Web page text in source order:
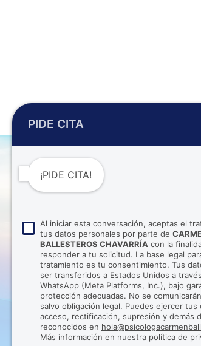
Contacto y Localización
 (+34) 615 90 47 27
 Envíame un email

C/ Segóbriga Nº 3, Cuenca
(España)
}
Lunes a Viernes de 8 a 22
horas
PIDE CITA
¡PIDE CITA!
Al iniciar esta conversación, aceptas el
tus datos personales por parte de
BALLESTEROS CHAVARRÍA con la
responder a tu solicitud. La base legal
tratamiento es tu consentimiento. Tus
ser transferidos a Estados Unidos a
WhatsApp (Meta Platforms, Inc.), bajo
protección adecuadas. No se
salvo obligación legal. Puedes ejercer tus
acceso, rectificación, supresión y demás
reconocidos en
Más información en nuestra política de